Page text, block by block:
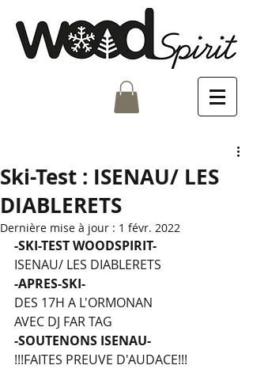
Ski-Test : ISENAU/ LES
DIABLERETS
Dernière mise à jour : 1 févr. 2022
-SKI-TEST WOODSPIRIT-
ISENAU/ LES DIABLERETS
-APRES-SKI-
DES 17H A L'ORMONAN
AVEC DJ FAR TAG
-SOUTENONS ISENAU-
!!!FAITES PREUVE D'AUDACE!!!